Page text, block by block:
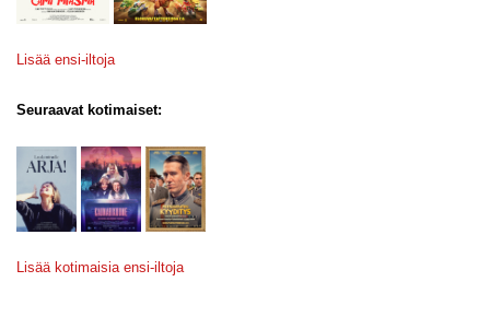
Lisää ensi-iltoja
Seuraavat kotimaiset:
Lisää kotimaisia ensi-iltoja